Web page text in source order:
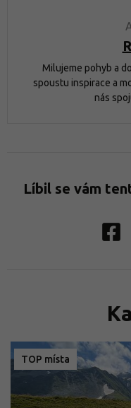
Milujeme pohyb a
spoustu inspirace a
nás
Líbil se vám
TOP místa